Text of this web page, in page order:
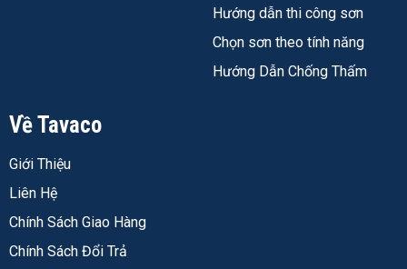
Hướng dẫn thi công sơn
Chọn sơn theo tính năng
Hướng Dẫn Chống Thấm
Về Tavaco
Giới Thiệu
Liên Hệ
Chính Sách Giao Hàng
Chính Sách Đổi Trả